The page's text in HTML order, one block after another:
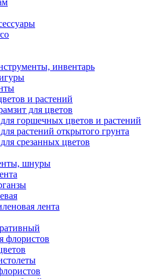
инвентарь
и растений
для цветов
горшечных цветов и растений
растений открытого грунта
срезанных цветов
шнуры
лента
флористов